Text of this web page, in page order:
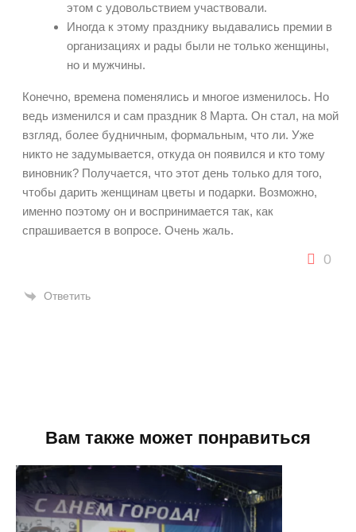
этом с удовольствием участвовали.
Иногда к этому празднику выдавались премии в
организациях и рады были не только женщины,
но и мужчины.
Конечно, времена поменялись и многое изменилось. Но
ведь изменился и сам праздник 8 Марта. Он стал, на мой
взгляд, более будничным, формальным, что ли. Уже
никто не задумывается, откуда он появился и кто тому
виновник? Получается, что этот день только для того,
чтобы дарить женщинам цветы и подарки. Возможно,
именно поэтому он и воспринимается так, как
спрашивается в вопросе. Очень жаль.
0
Ответить
Вам также может понравиться